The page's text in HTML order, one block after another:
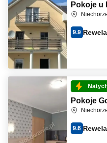
Pokoje u
9.9
Pokoje
9.6